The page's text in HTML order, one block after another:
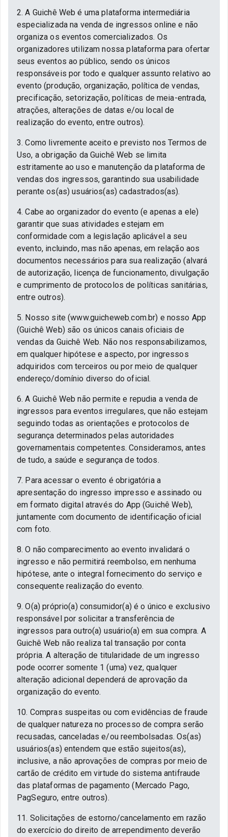
2. A Guichê Web é uma plataforma intermediária
especializada na venda de ingressos online e não
organiza os eventos comercializados. Os
organizadores utilizam nossa plataforma para ofertar
seus eventos ao público, sendo os únicos
responsáveis por todo e qualquer assunto relativo ao
evento (produção, organização, política de vendas,
precificação, setorização, políticas de meia-entrada,
atrações, alterações de datas e/ou local de
realização do evento, entre outros).
3. Como livremente aceito e previsto nos Termos de
Uso, a obrigação da Guichê Web se limita
estritamente ao uso e manutenção da plataforma de
vendas dos ingressos, garantindo sua usabilidade
perante os(as) usuários(as) cadastrados(as).
4. Cabe ao organizador do evento (e apenas a ele)
garantir que suas atividades estejam em
conformidade com a legislação aplicável a seu
evento, incluindo, mas não apenas, em relação aos
documentos necessários para sua realização (alvará
de autorização, licença de funcionamento, divulgação
e cumprimento de protocolos de políticas sanitárias,
entre outros).
5. Nosso site (www.guicheweb.com.br) e nosso App
(Guichê Web) são os únicos canais oficiais de
vendas da Guichê Web. Não nos responsabilizamos,
em qualquer hipótese e aspecto, por ingressos
adquiridos com terceiros ou por meio de qualquer
endereço/domínio diverso do oficial.
6. A Guichê Web não permite e repudia a venda de
ingressos para eventos irregulares, que não estejam
seguindo todas as orientações e protocolos de
segurança determinados pelas autoridades
governamentais competentes. Consideramos, antes
de tudo, a saúde e segurança de todos.
7. Para acessar o evento é obrigatória a
apresentação do ingresso impresso e assinado ou
em formato digital através do App (Guichê Web),
juntamente com documento de identificação oficial
com foto.
8. O não comparecimento ao evento invalidará o
ingresso e não permitirá reembolso, em nenhuma
hipótese, ante o integral fornecimento do serviço e
consequente realização do evento.
9. O(a) próprio(a) consumidor(a) é o único e exclusivo
responsável por solicitar a transferência de
ingressos para outro(a) usuário(a) em sua compra. A
Guichê Web não realiza tal transação por conta
própria. A alteração de titularidade de um ingresso
pode ocorrer somente 1 (uma) vez, qualquer
alteração adicional dependerá de aprovação da
organização do evento.
10. Compras suspeitas ou com evidências de fraude
de qualquer natureza no processo de compra serão
recusadas, canceladas e/ou reembolsadas. Os(as)
usuários(as) entendem que estão sujeitos(as),
inclusive, a não aprovações de compras por meio de
cartão de crédito em virtude do sistema antifraude
das plataformas de pagamento (Mercado Pago,
PagSeguro, entre outros).
11. Solicitações de estorno/cancelamento em razão
do exercício do direito de arrependimento deverão